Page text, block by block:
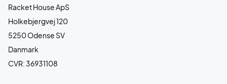
Racket House ApS
Holkebjergvej 120
5250 Odense SV
Danmark
CVR: 36931108